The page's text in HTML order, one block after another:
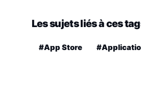
Les sujets liés à ces
#App Store